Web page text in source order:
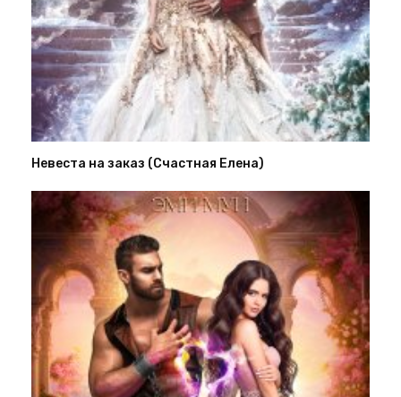
Невеста на заказ (Счастная Елена)